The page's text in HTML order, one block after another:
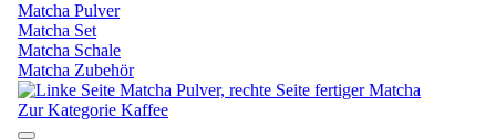
Matcha Pulver
Matcha Set
Matcha Schale
Matcha Zubehör
Zur Kategorie Kaffee